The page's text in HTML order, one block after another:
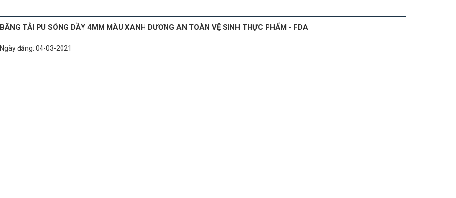
BĂNG TẢI PU SÓNG DẦY 4MM MÀU XANH DƯƠNG AN TOÀN VỆ SINH THỰC PHẨM - FDA
Ngày đăng: 04-03-2021